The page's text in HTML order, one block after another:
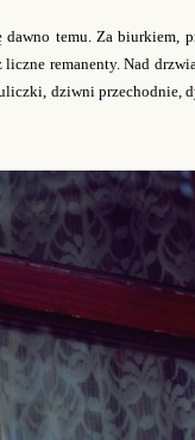
dawno temu. Za biurkiem,
liczne remanenty. Nad
dziwni przechodnie,